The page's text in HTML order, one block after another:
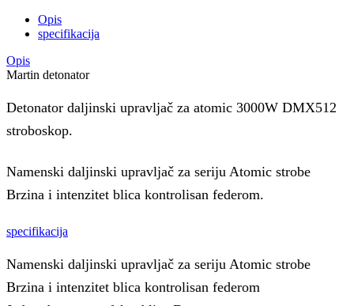
Opis
specifikacija
Opis
Martin detonator
Detonator daljinski upravljač za atomic 3000W DMX512
stroboskop.
Namenski daljinski upravljač za seriju Atomic strobe
Brzina i intenzitet blica kontrolisan federom.
specifikacija
Namenski daljinski upravljač za seriju Atomic strobe
Brzina i intenzitet blica kontrolisan federom